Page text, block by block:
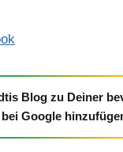
Blog zu Deiner
Google